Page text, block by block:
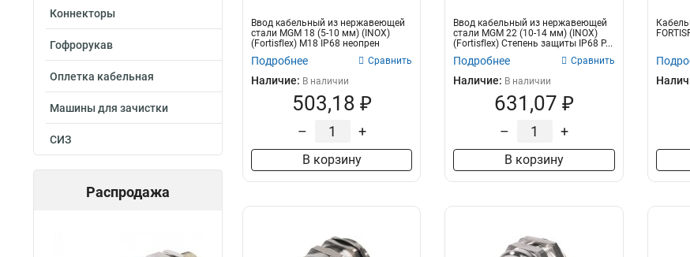
Коннекторы
Гофрорукав
Оплетка кабельная
Машины для зачистки
СИЗ
Распродажа
Ввод кабельный из нержавеющей
стали MGM 18 (5-10 мм) (INOX)
(Fortisflex) M18 IP68 неопрен
Подробнее Сравнить
Наличие: В наличии
503,18 ₽
– +
В корзину
Ввод кабельный из нержавеющей
стали MGM 22 (10-14 мм) (INOX)
(Fortisflex) Степень защиты IP68 Р...
Подробнее Сравнить
Наличие: В наличии
631,07 ₽
– +
В корзину